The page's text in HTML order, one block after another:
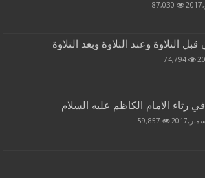
87,030
التلاوة وعند التلاوة وبعد التلاوة
74,794
رثاء الامام الكاظم عليه السلام
59,857